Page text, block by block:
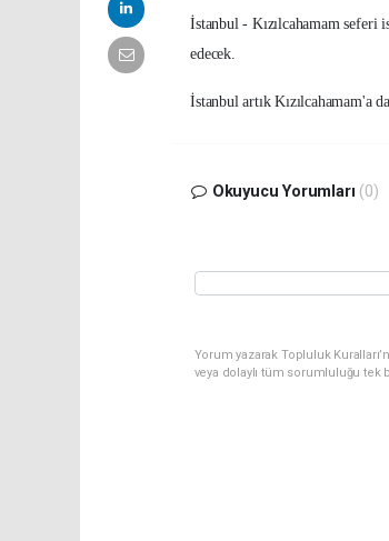
İstanbul - Kızılcahamam seferi
edecek.
İstanbul artık Kızılcahamam'a
Okuyucu Yorumları (0)
Yorum yazarak Topluluk
veya dolaylı tüm sorumluluğu tek